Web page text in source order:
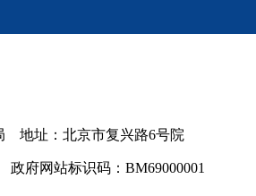
地址：北京市复兴路6号院
政府网站标识码：BM69000001